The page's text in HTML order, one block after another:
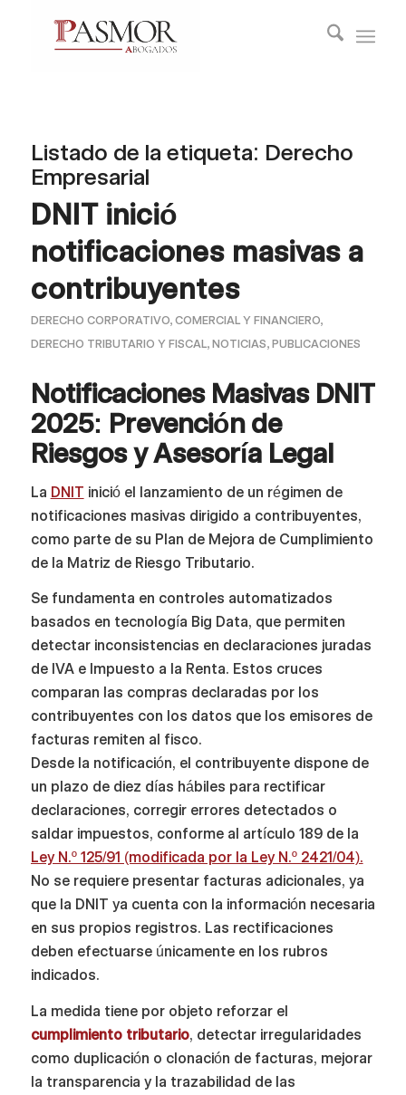
Listado de la etiqueta: Derecho
Empresarial
DNIT inició
notificaciones masivas a
contribuyentes
DERECHO CORPORATIVO, COMERCIAL Y FINANCIERO,
DERECHO TRIBUTARIO Y FISCAL, NOTICIAS, PUBLICACIONES
Notificaciones Masivas DNIT
2025: Prevención de
Riesgos y Asesoría Legal
La DNIT inició el lanzamiento de un régimen de
notificaciones masivas dirigido a contribuyentes,
como parte de su Plan de Mejora de Cumplimiento
de la Matriz de Riesgo Tributario.
Se fundamenta en controles automatizados
basados en tecnología Big Data, que permiten
detectar inconsistencias en declaraciones juradas
de IVA e Impuesto a la Renta. Estos cruces
comparan las compras declaradas por los
contribuyentes con los datos que los emisores de
facturas remiten al fisco.
Desde la notificación, el contribuyente dispone de
un plazo de diez días hábiles para rectificar
declaraciones, corregir errores detectados o
saldar impuestos, conforme al artículo 189 de la
Ley N.º 125/91 (modificada por la Ley N.º 2421/04).
No se requiere presentar facturas adicionales, ya
que la DNIT ya cuenta con la información necesaria
en sus propios registros. Las rectificaciones
deben efectuarse únicamente en los rubros
indicados.
La medida tiene por objeto reforzar el
cumplimiento tributario, detectar irregularidades
como duplicación o clonación de facturas, mejorar
la transparencia y la trazabilidad de las